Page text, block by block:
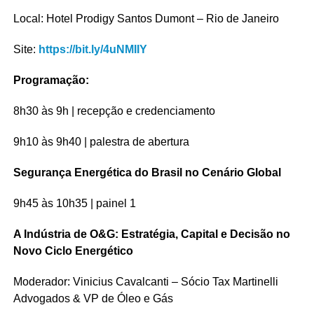
Local: Hotel Prodigy Santos Dumont – Rio de Janeiro
Site: https://bit.ly/4uNMIIY
Programação:
8h30 às 9h | recepção e credenciamento
9h10 às 9h40 | palestra de abertura
Segurança Energética do Brasil no Cenário Global
9h45 às 10h35 | painel 1
A Indústria de O&G: Estratégia, Capital e Decisão no
Novo Ciclo Energético
Moderador: Vinicius Cavalcanti – Sócio Tax Martinelli
Advogados & VP de Óleo e Gás